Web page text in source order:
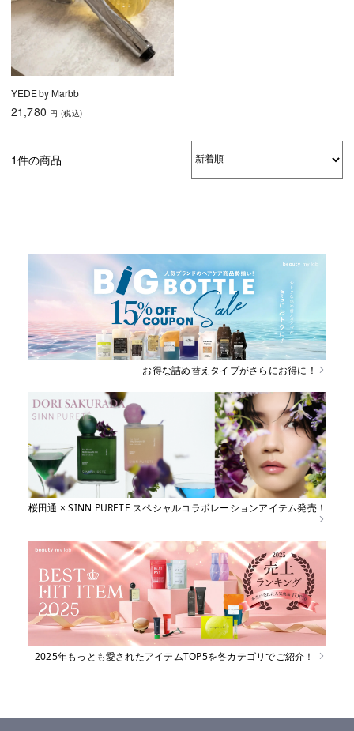
YEDE by Marbb
21,780 円 (税込)
1件の商品
お得な詰め替えタイプがさらにお得に！
桜田通 × SINN PURETE スペシャルコラボレーションアイテム発売！
2025年もっとも愛されたアイテムTOP5を各カテゴリでご紹介！